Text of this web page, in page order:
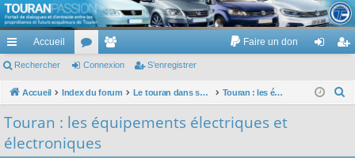
TouranPassion
Le forum des propriétaires ou futurs acquéreurs du Volkswagen Touran
cc
ès
pi
Accueil
or
u
e
m
Faire un don
ne nr
Rechercher Connexion S’enregistrer
Accueil Index du forum Le touran dans ses versions I (V1 V2 V3) et II ... Touran : les équipements électriques et électroniques
Touran : les équipements électriques et
électroniques